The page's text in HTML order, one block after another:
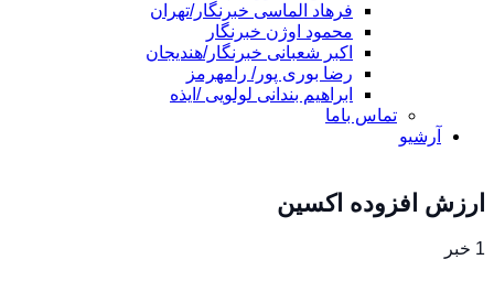
فرهاد الماسی خبرنگار/تهران
محمود اوژن خبرنگار
اکبر شعبانی خبرنگار/هندیجان
رضا بوری پور/ رامهرمز
ابراهیم بندانی لولویی /ایذه
تماس باما
آرشیو
ارزش افزوده اکسین
1 خبر